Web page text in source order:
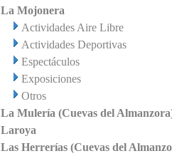
La Mojonera
Actividades Aire Libre
Actividades Deportivas
Espectáculos
Exposiciones
Otros
La Mulería (Cuevas del
Laroya
Las Herrerías (Cuevas del